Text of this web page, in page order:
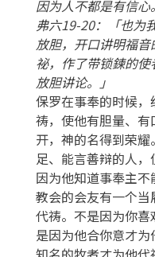
因为人不都是有信心
弗六19-20：「也为
放胆，开口讲明福
祕，作了带锁鍊的
放胆讲论。」
保罗在事奉的时候
祷，使他有胆量、
开，神的名得到荣
足、能言善辩的人，
因为他知道事奉主不
教会的会友有一个
代祷。不是因为你
是因为他合你意才